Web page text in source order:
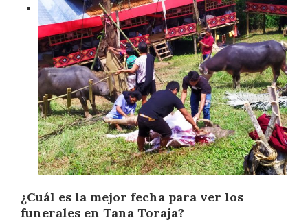
¿Cuál es la mejor fecha para ver los
funerales en Tana Toraja?